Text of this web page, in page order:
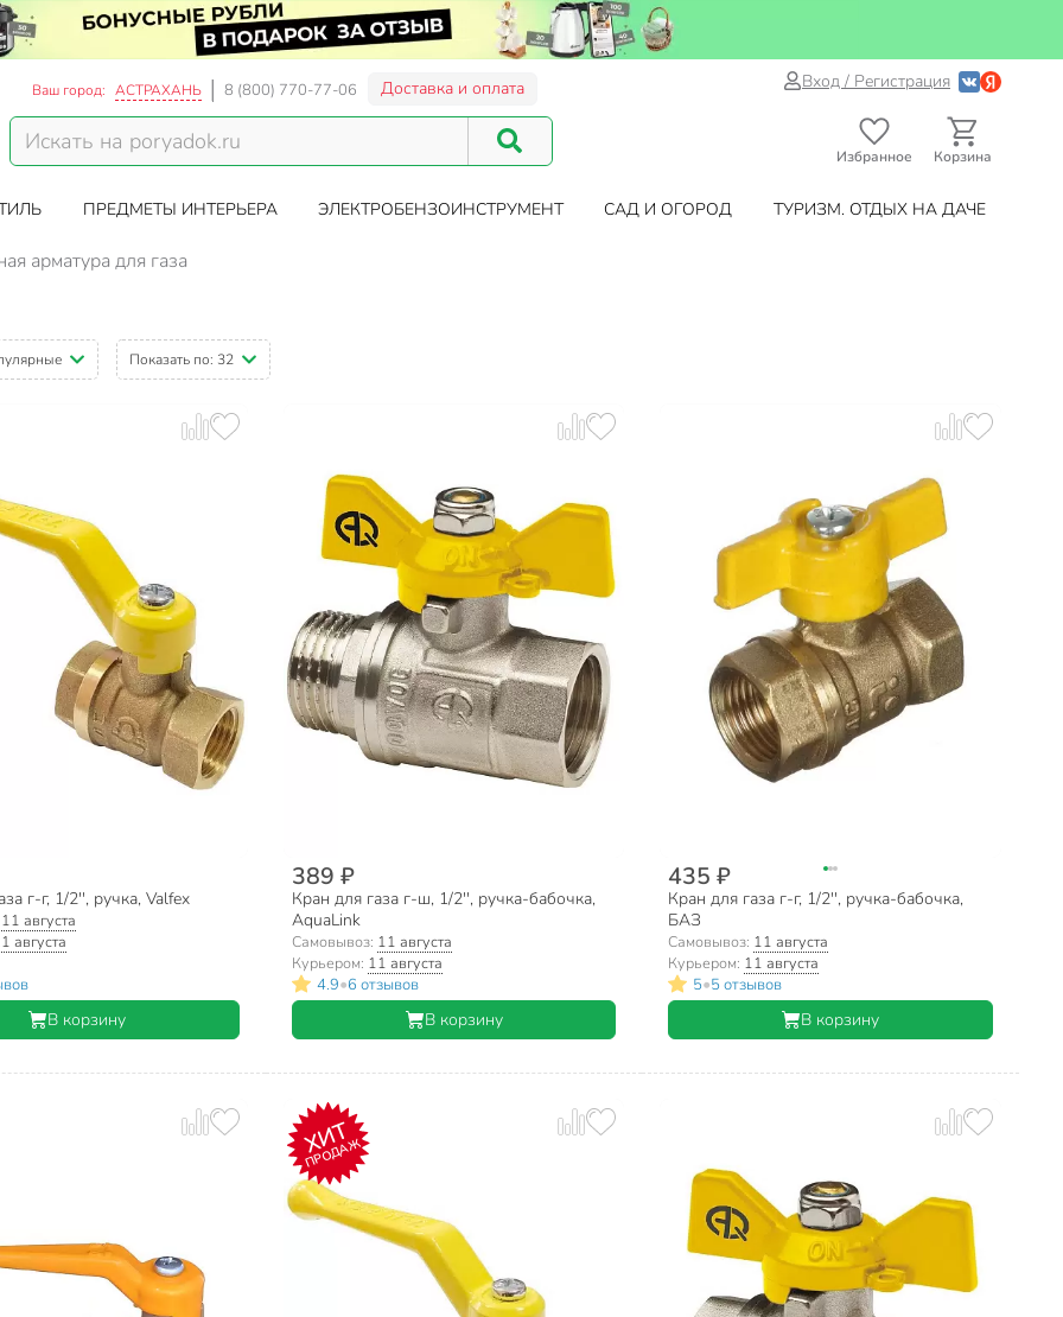
Ваш город: АСТРАХАНЬ 8 (800) 770-77-06 Доставка и оплата Вход / Регистрация
Избранное Корзина
ПРЕДМЕТЫ ИНТЕРЬЕРА ЭЛЕКТРОБЕНЗОИНСТРУМЕНТ САД И ОГОРОД ТУРИЗМ. ОТДЫХ НА ДАЧЕ
арматура для газа
Показать по: 32
г-г, 1/2'', ручка, Valfex
11 августа
августа
В корзину
389 ₽
Кран для газа г-ш, 1/2'', ручка-бабочка,
AquaLink
Самовывоз: 11 августа
Курьером: 11 августа
4.9•6 отзывов
В корзину
435 ₽
Кран для газа г-г, 1/2'', ручка-бабочка,
БАЗ
Самовывоз: 11 августа
Курьером: 11 августа
5•5 отзывов
В корзину
ХИТ
ПРОДАЖ